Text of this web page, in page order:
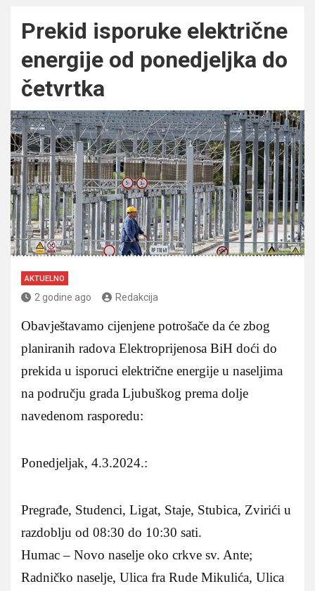
Prekid isporuke električne
energije od ponedjeljka do
četvrtka
AKTUELNO
2 godine ago Redakcija
Obavještavamo cijenjene potrošače da će zbog
planiranih radova Elektroprijenosa BiH doći do
prekida u isporuci električne energije u naseljima
na području grada Ljubuškog prema dolje
navedenom rasporedu:
Ponedjeljak, 4.3.2024.:
Pregrađe, Studenci, Ligat, Staje, Stubica, Zvirići u
razdoblju od 08:30 do 10:30 sati.
Humac – Novo naselje oko crkve sv. Ante;
Radničko naselje, Ulica fra Rude Mikulića, Ulica